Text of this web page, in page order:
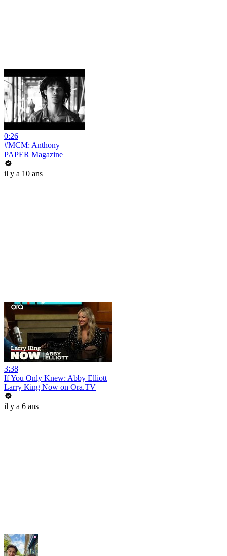
0:26
#MCM: Anthony
PAPER Magazine
il y a 10 ans
3:38
If You Only Knew: Abby Elliott
Larry King Now on Ora.TV
il y a 6 ans